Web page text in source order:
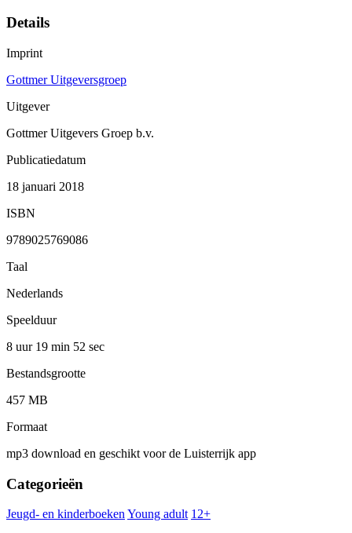
Details
Imprint
Gottmer Uitgeversgroep
Uitgever
Gottmer Uitgevers Groep b.v.
Publicatiedatum
18 januari 2018
ISBN
9789025769086
Taal
Nederlands
Speelduur
8 uur 19 min 52 sec
Bestandsgrootte
457 MB
Formaat
mp3 download en geschikt voor de Luisterrijk app
Categorieën
Jeugd- en kinderboeken Young adult 12+